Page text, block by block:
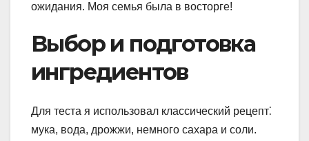
ожидания. Моя семья была в восторге!
Выбор и подготовка
ингредиентов
Для теста я использовал классический рецепт⁚
мука, вода, дрожжи, немного сахара и соли.